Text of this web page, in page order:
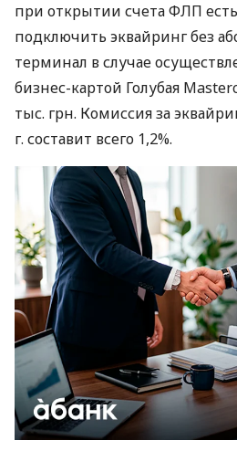
при открытии счета ФЛП
подключить эквайринг без
терминал в случае
бизнес-картой Голубая
тыс. грн. Комиссия за
г. составит всего 1,2%.